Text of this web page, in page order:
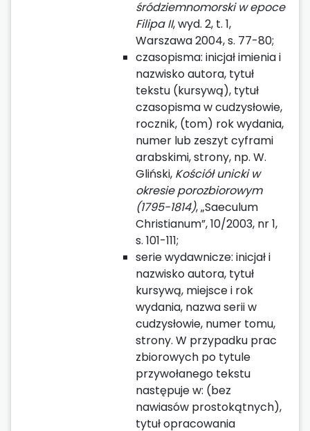
śródziemnomorski w epoce
Filipa II, wyd. 2, t. 1,
Warszawa 2004, s. 77-80;
czasopisma: inicjał imienia i
nazwisko autora, tytuł
tekstu (kursywą), tytuł
czasopisma w cudzysłowie,
rocznik, (tom) rok wydania,
numer lub zeszyt cyframi
arabskimi, strony, np. W.
Gliński, Kościół unicki w
okresie porozbiorowym
(1795-1814), „Saeculum
Christianum”, 10/2003, nr 1,
s. 101-111;
serie wydawnicze: inicjał i
nazwisko autora, tytuł
kursywą, miejsce i rok
wydania, nazwa serii w
cudzysłowie, numer tomu,
strony. W przypadku prac
zbiorowych po tytule
przywołanego tekstu
następuje w: (bez
nawiasów prostokątnych),
tytuł opracowania